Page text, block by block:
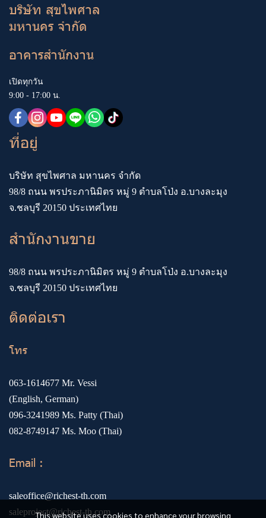
This website uses cookies to enhance your browsing
บริษัท สุขไพศาล
มหานคร จำกัด
อาคารสำนักงาน
เปิดทุกวัน
9:00 - 17:00 น.
ที่อยู่
บริษัท สุขไพศาล มหานคร จำกัด
98/8 ถนน พรประภานิมิตร หมู่ 9 ตำบลโป่ง อ.บางละมุง
จ.ชลบุรี 20150 ประเทศไทย
สำนักงานขาย
98/8 ถนน พรประภานิมิตร หมู่ 9 ตำบลโป่ง อ.บางละมุง
จ.ชลบุรี 20150 ประเทศไทย
ติดต่อเรา
โทร
063-1614677 Mr. Vessi
(English, German)
096-3241989 Ms. Patty (Thai)
082-8749147 Ms. Moo (Thai)
Email :
saleoffice@richest-th.com
saleproject@richest-th.com